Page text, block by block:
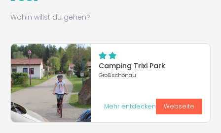
Wohin willst du gehen?
Camping Trixi Park
Großschönau
Mehr entdecken Webseite